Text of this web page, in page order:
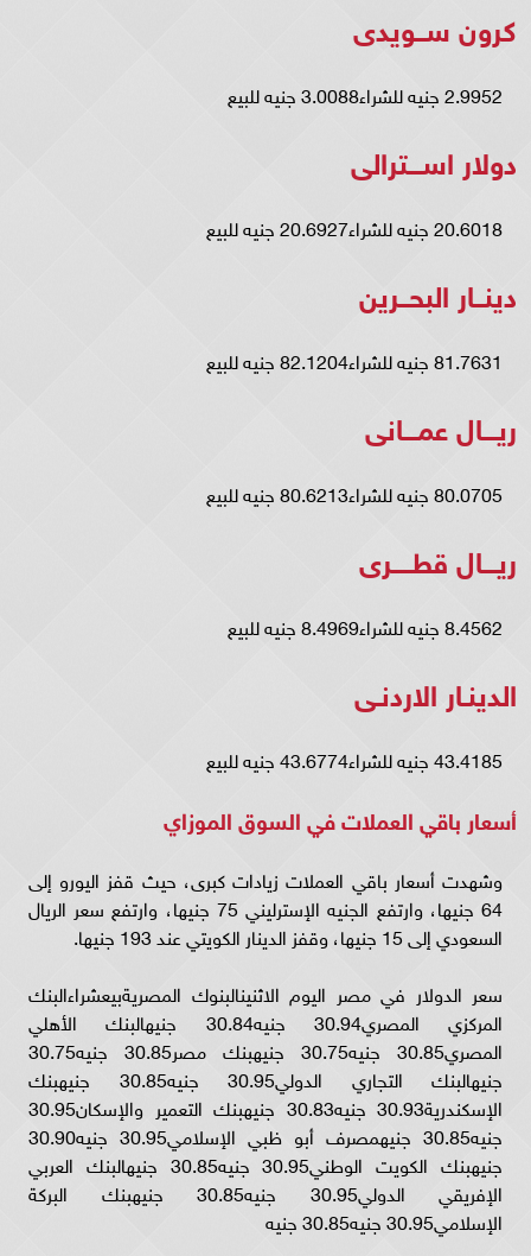
كرون ســويدى
2.9952 جنيه للشراء3.0088 جنيه للبيع
دولار اســـترالى
20.6018 جنيه للشراء20.6927 جنيه للبيع
دينــار البحــرين
81.7631 جنيه للشراء82.1204 جنيه للبيع
ريـــال عمـــانى
80.0705 جنيه للشراء80.6213 جنيه للبيع
ريـــال قطــــرى
8.4562 جنيه للشراء8.4969 جنيه للبيع
الدينـار الاردنـى
43.4185 جنيه للشراء43.6774 جنيه للبيع
أسعار باقي العملات في السوق الموزاي
وشهدت أسعار باقي العملات زيادات كبرى، حيث قفز اليورو إلى
64 جنيها، وارتفع الجنيه الإسترليني 75 جنيها، وارتفع سعر الريال
السعودي إلى 15 جنيها، وقفز الدينار الكويتي عند 193 جنيها.
سعر الدولار في مصر اليوم الاثنينالبنوك المصريةبيعشراءالبنك
المركزي المصري30.94 جنيه30.84 جنيهالبنك الأهلي
المصري30.85 جنيه30.75 جنيهبنك مصر30.85 جنيه30.75
جنيهالبنك التجاري الدولي30.95 جنيه30.85 جنيهبنك
الإسكندرية30.93 جنيه30.83 جنيهبنك التعمير والإسكان30.95
جنيه30.85 جنيهمصرف أبو ظبي الإسلامي30.95 جنيه30.90
جنيهبنك الكويت الوطني30.95 جنيه30.85 جنيهالبنك العربي
الإفريقي الدولي30.95 جنيه30.85 جنيهبنك البركة
الإسلامي30.95 جنيه30.85 جنيه